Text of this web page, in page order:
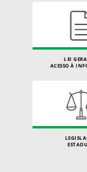
LEI
ACESSO À